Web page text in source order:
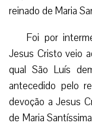
reinado de Maria
Foi por
Jesus Cristo veio
qual São Luís
antecedido pelo
devoção a Jesus
de Maria